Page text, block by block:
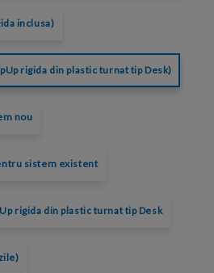
inclusa)
rigida din plastic turnat tip Desk)
nou
sistem existent
rigida din plastic turnat tip Desk